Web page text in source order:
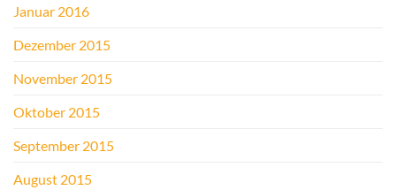
Januar 2016
Dezember 2015
November 2015
Oktober 2015
September 2015
August 2015